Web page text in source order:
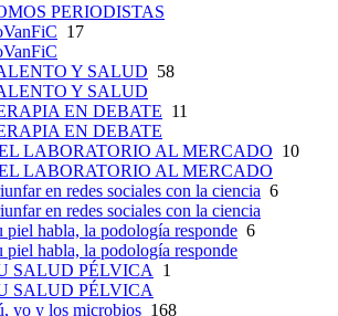
PERIODISTAS
17
Y SALUD 58
Y SALUD
EN DEBATE 11
EN DEBATE
LABORATORIO AL MERCADO 10
LABORATORIO AL MERCADO
en redes sociales con la ciencia 6
en redes sociales con la ciencia
piel habla, la podología responde 6
piel habla, la podología responde
SALUD PÉLVICA
1
SALUD PÉLVICA
yo y los microbios 168